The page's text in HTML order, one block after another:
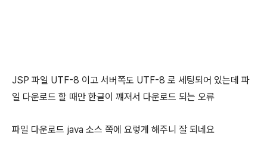
JSP 파일 UTF-8 이고 서버쪽도 UTF-8 로 세팅되어 있는데 파
일 다운로드 할 때만 한글이 꺠져서 다운로드 되는 오류
파일 다운로드 java 소스 쪽에 요렇게 해주니 잘 되네요